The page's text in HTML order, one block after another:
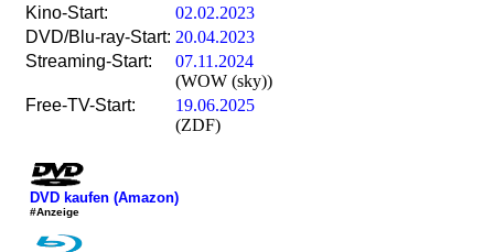
Kino-Start:
02.02.2023
DVD/Blu-ray-Start: 20.04.2023
Streaming-Start:
07.11.2024
(WOW (sky))
Free-TV-Start:
19.06.2025
(ZDF)
DVD kaufen (Amazon)
#Anzeige